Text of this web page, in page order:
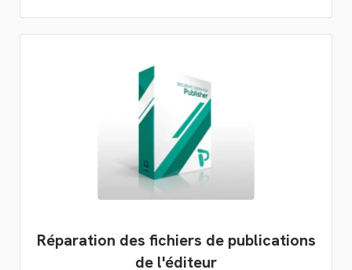
Réparation des fichiers de publications
de l'éditeur